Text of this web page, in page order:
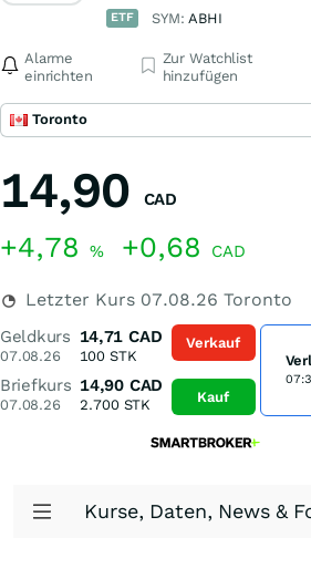
ETF SYM:ABHI
Alarme
einrichten
Zur Watchlist
hinzufügen
Toronto
14,90 CAD
+4,78 % +0,68 CAD
Letzter Kurs 07.08.26 Toronto
Geldkurs
07.08.26
14,71 CAD
100 STK
Briefkurs
07.08.26
14,90 CAD
2.700STK
Verkauf
Kauf
Kurse, Daten, News &